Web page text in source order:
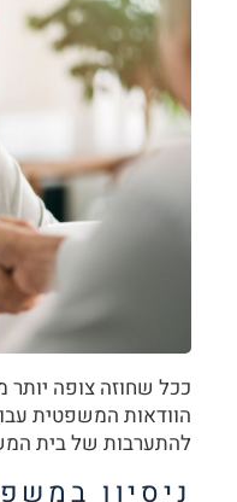
ככל שחוזה צופה יותר
הוודאות המשפטית
להתערבות של בית